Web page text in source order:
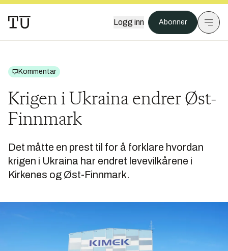
Logg inn Abonner
Kommentar
Krigen i Ukraina endrer Øst-
Finnmark
Det måtte en prest til for å forklare hvordan
krigen i Ukraina har endret levevilkårene i
Kirkenes og Øst-Finnmark.